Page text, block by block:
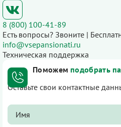
8 (800) 100-41-89
Есть вопросы? Звоните |
info@vsepansionati.ru
Техническая поддержка
Поможем подобрать
Оставьте свои контактные